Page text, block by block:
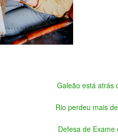
Galeão está atrás
Rio perdeu mais
Defesa de